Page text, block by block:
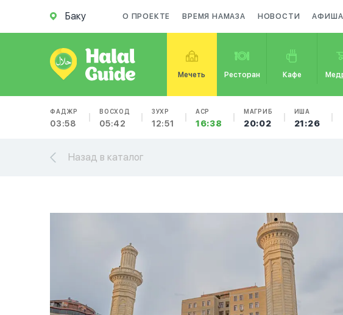
Баку О ПРОЕКТЕ ВРЕМЯ НАМАЗА НОВОСТИ АФИША
Мечеть Ресторан Кафе
ФАДЖР
03:58
ВОСХОД
05:42
ЗУХР
12:51
АСР
16:38
МАГРИБ
20:02
ИША
21:26
Назад в каталог